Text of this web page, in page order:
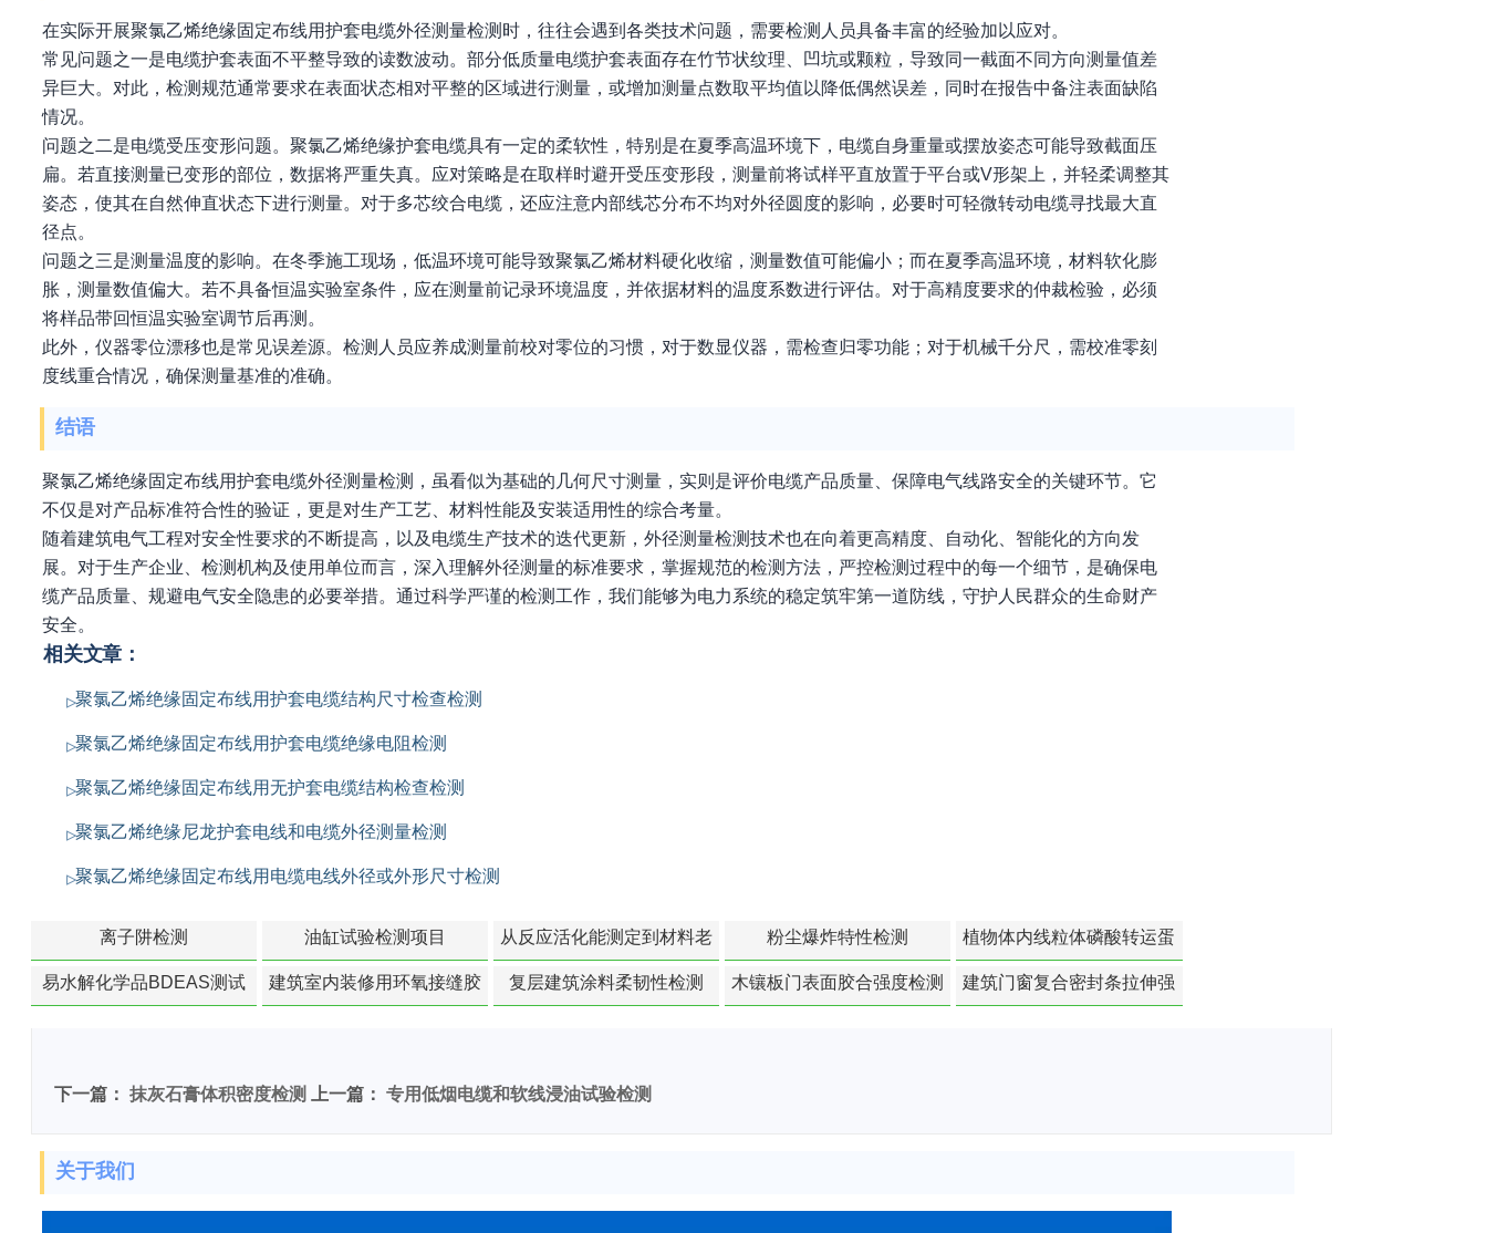
在实际开展聚氯乙烯绝缘固定布线用护套电缆外径测量检测时，往往会遇到各类技术问题，需要检测人员具备丰富的经验加以应对。
常见问题之一是电缆护套表面不平整导致的读数波动。部分低质量电缆护套表面存在竹节状纹理、凹坑或颗粒，导致同一截面不同方向测量值差
异巨大。对此，检测规范通常要求在表面状态相对平整的区域进行测量，或增加测量点数取平均值以降低偶然误差，同时在报告中备注表面缺陷
情况。
问题之二是电缆受压变形问题。聚氯乙烯绝缘护套电缆具有一定的柔软性，特别是在夏季高温环境下，电缆自身重量或摆放姿态可能导致截面压
扁。若直接测量已变形的部位，数据将严重失真。应对策略是在取样时避开受压变形段，测量前将试样平直放置于平台或V形架上，并轻柔调整其
姿态，使其在自然伸直状态下进行测量。对于多芯绞合电缆，还应注意内部线芯分布不均对外径圆度的影响，必要时可轻微转动电缆寻找最大直
径点。
问题之三是测量温度的影响。在冬季施工现场，低温环境可能导致聚氯乙烯材料硬化收缩，测量数值可能偏小；而在夏季高温环境，材料软化膨
胀，测量数值偏大。若不具备恒温实验室条件，应在测量前记录环境温度，并依据材料的温度系数进行评估。对于高精度要求的仲裁检验，必须
将样品带回恒温实验室调节后再测。
此外，仪器零位漂移也是常见误差源。检测人员应养成测量前校对零位的习惯，对于数显仪器，需检查归零功能；对于机械千分尺，需校准零刻
度线重合情况，确保测量基准的准确。
结语
聚氯乙烯绝缘固定布线用护套电缆外径测量检测，虽看似为基础的几何尺寸测量，实则是评价电缆产品质量、保障电气线路安全的关键环节。它
不仅是对产品标准符合性的验证，更是对生产工艺、材料性能及安装适用性的综合考量。
随着建筑电气工程对安全性要求的不断提高，以及电缆生产技术的迭代更新，外径测量检测技术也在向着更高精度、自动化、智能化的方向发
展。对于生产企业、检测机构及使用单位而言，深入理解外径测量的标准要求，掌握规范的检测方法，严控检测过程中的每一个细节，是确保电
缆产品质量、规避电气安全隐患的必要举措。通过科学严谨的检测工作，我们能够为电力系统的稳定筑牢第一道防线，守护人民群众的生命财产
安全。
相关文章：
聚氯乙烯绝缘固定布线用护套电缆结构尺寸检查检测
聚氯乙烯绝缘固定布线用护套电缆绝缘电阻检测
聚氯乙烯绝缘固定布线用无护套电缆结构检查检测
聚氯乙烯绝缘尼龙护套电线和电缆外径测量检测
聚氯乙烯绝缘固定布线用电缆电线外径或外形尺寸检测
离子阱检测 油缸试验检测项目
从反应活化能测定到材料老
化寿命预测的经典模型
粉尘爆炸特性检测
植物体内线粒体磷酸转运蛋
白活性检测
易水解化学品BDEAS测试
建筑室内装修用环氧接缝胶
复层建筑涂料柔韧性检测 木镶板门表面胶合强度检测
建筑门窗复合密封条拉伸强
下一篇： 抹灰石膏体积密度检测 上一篇： 专用低烟电缆和软线浸油试验检测
关于我们